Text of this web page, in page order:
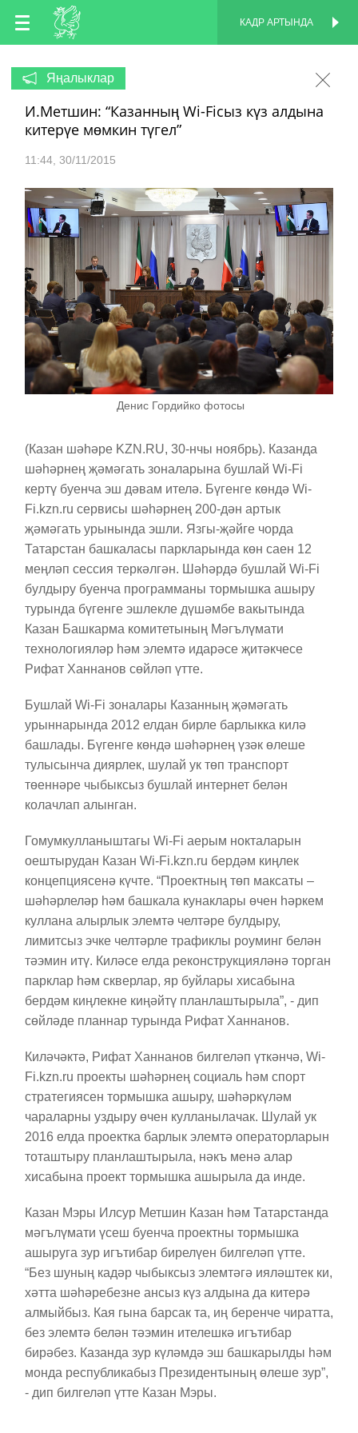
TT
EN
КАДР АРТЫНДА
Яңалыклар
И.Метшин: “Казанның Wi-Fiсыз күз алдына
китерүе мөмкин түгел”
11:44 30/11/2015
Денис Гордийко фотосы
(Казан шәһәре KZN.RU, 30-нчы ноябрь). Казанда
шәһәрнең җәмәгать зоналарына бушлай Wi-Fi
кертү буенча эш дәвам ителә. Бүгенге көндә Wi-
Fi.kzn.ru сервисы шәһәрнең 200-дән артык
җәмәгать урынында эшли. Язгы-җәйге чорда
Татарстан башкаласы паркларында көн саен 12
меңләп сессия теркәлгән. Шәһәрдә бушлай Wi-Fi
булдыру буенча программаны тормышка ашыру
турында бүгенге эшлекле дүшәмбе вакытында
Казан Башкарма комитетының Мәгълүмати
технологияләр һәм элемтә идарәсе җитәкчесе
Рифат Ханнанов сөйләп үтте.
Бушлай Wi-Fi зоналары Казанның җәмәгать
урыннарында 2012 елдан бирле барлыкка килә
башлады. Бүгенге көндә шәһәрнең үзәк өлеше
тулысынча диярлек, шулай ук төп транспорт
төеннәре чыбыксыз бушлай интернет белән
колачлап алынган.
Гомумкулланыштагы Wi-Fi аерым нокталарын
оештырудан Казан Wi-Fi.kzn.ru бердәм киңлек
концепциясенә күчте. “Проектның төп максаты –
шәһәрлеләр һәм башкала кунаклары өчен һәркем
куллана алырлык элемтә челтәре булдыру,
лимитсыз эчке челтәрле трафиклы роуминг белән
тәэмин итү. Киләсе елда реконструкцияләнә торган
парклар һәм скверлар, яр буйлары хисабына
бердәм киңлекне киңәйтү планлаштырыла”, - дип
сөйләде планнар турында Рифат Ханнанов.
Киләчәктә, Рифат Ханнанов билгеләп үткәнчә, Wi-
Fi.kzn.ru проекты шәһәрнең социаль һәм спорт
стратегиясен тормышка ашыру, шәһәркүләм
чараларны уздыру өчен кулланылачак. Шулай ук
2016 елда проектка барлык элемтә операторларын
тоташтыру планлаштырыла, нәкъ менә алар
хисабына проект тормышка ашырыла да инде.
Казан Мэры Илсур Метшин Казан һәм Татарстанда
мәгълүмати үсеш буенча проектны тормышка
ашыруга зур игътибар бирелүен билгеләп үтте.
“Без шуның кадәр чыбыксыз элемтәгә ияләштек ки,
хәтта шәһәребезне ансыз күз алдына да китерә
алмыйбыз. Кая гына барсак та, иң беренче чиратта,
без элемтә белән тәэмин ителешкә игътибар
бирәбез. Казанда зур күләмдә эш башкарылды һәм
монда республикабыз Президентының өлеше зур”,
- дип билгеләп үтте Казан Мэры.
КАДР АРТЫНДА